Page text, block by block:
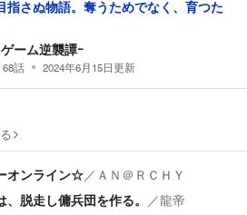
指さぬ物語。奪うためでなく、育つた
ーム逆襲譚ｰ
68話 2024年6月15日更新
オンライン☆／ ＡＮ＠ＲＣＨＹ
脱走し傭兵団を作る。 ／龍帝